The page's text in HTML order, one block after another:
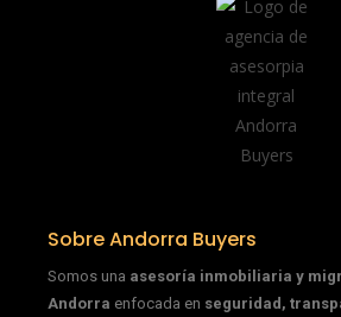
Sobre Andorra Buyers
Somos una asesoría inmobiliaria y
Andorra enfocada en seguridad,